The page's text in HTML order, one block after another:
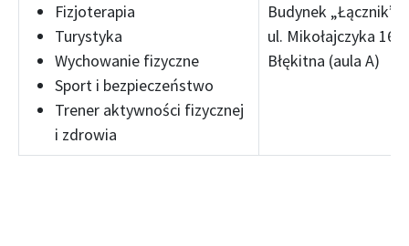
Fizjoterapia
Turystyka
Wychowanie fizyczne
Sport i bezpieczeństwo
Trener aktywności fizycznej
i zdrowia
Budynek „Łącznik”,
ul. Mikołajczyka 16,
Błękitna (aula A)